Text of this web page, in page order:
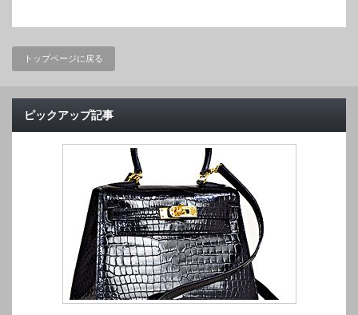
トップページに戻る
ピックアップ記事